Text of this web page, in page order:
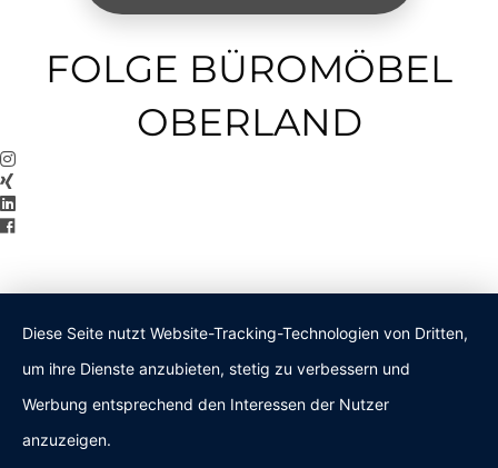
FOLGE BÜROMÖBEL
OBERLAND
Diese Seite nutzt Website-Tracking-Technologien von Dritten,
um ihre Dienste anzubieten, stetig zu verbessern und
Werbung entsprechend den Interessen der Nutzer
anzuzeigen.